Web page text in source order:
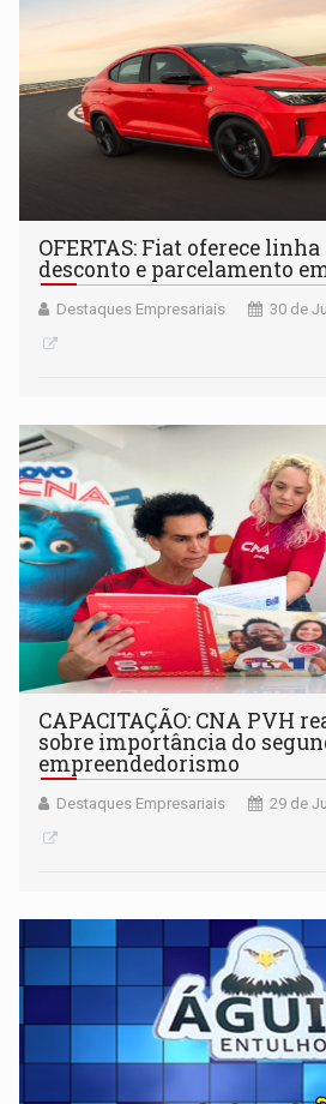
OFERTAS: Fiat oferece
desconto e parcelamento
Destaques Empresariais 30 de
CAPACITAÇÃO: CNA PVH
sobre importância do
empreendedorismo
Destaques Empresariais 29 de